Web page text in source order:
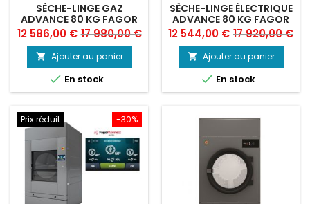
SÈCHE-LINGE GAZ
ADVANCE 80 KG FAGOR
Prix
12 586,00 € Prix
de
base
17 980,00 €
 Ajouter au panier
 En stock
SÈCHE-LINGE ÉLECTRIQUE
ADVANCE 80 KG FAGOR
Prix
12 544,00 € Prix
de
base
17 920,00 €
 Ajouter au panier
 En stock
-30%
Prix réduit